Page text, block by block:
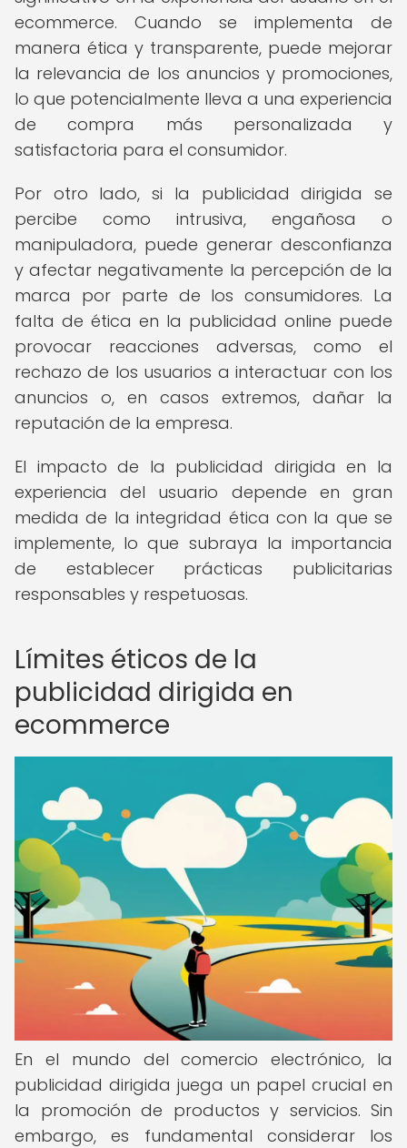
ecommerce. Cuando se implementa de
manera ética y transparente, puede mejorar
la relevancia de los anuncios y promociones,
lo que potencialmente lleva a una experiencia
de compra más personalizada y
satisfactoria para el consumidor.
Por otro lado, si la publicidad dirigida se
percibe como intrusiva, engañosa o
manipuladora, puede generar desconfianza
y afectar negativamente la percepción de la
marca por parte de los consumidores. La
falta de ética en la publicidad online puede
provocar reacciones adversas, como el
rechazo de los usuarios a interactuar con los
anuncios o, en casos extremos, dañar la
reputación de la empresa.
El impacto de la publicidad dirigida en la
experiencia del usuario depende en gran
medida de la integridad ética con la que se
implemente, lo que subraya la importancia
de establecer prácticas publicitarias
responsables y respetuosas.
Límites éticos de la
publicidad dirigida en
ecommerce
En el mundo del comercio electrónico, la
publicidad dirigida juega un papel crucial en
la promoción de productos y servicios. Sin
embargo, es fundamental considerar los